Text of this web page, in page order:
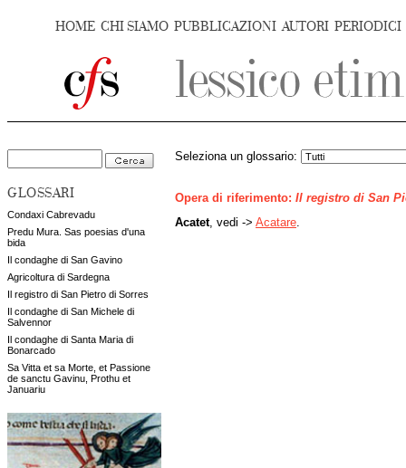
HOME CHI SIAMO PUBBLICAZIONI AUTORI PERIODICI
GLOSSARI
Condaxi Cabrevadu
Predu Mura. Sas poesias d'una
bida
Il condaghe di San Gavino
Agricoltura di Sardegna
Il registro di San Pietro di Sorres
Il condaghe di San Michele di
Salvennor
Il condaghe di Santa Maria di
Bonarcado
Sa Vitta et sa Morte, et Passione
de sanctu Gavinu, Prothu et
Januariu
Seleziona un glossario:
Opera di riferimento: Il registro di San
Acatet, vedi -> Acatare